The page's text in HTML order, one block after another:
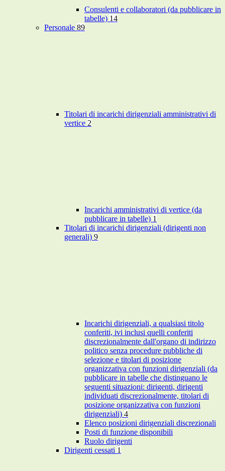
Consulenti e collaboratori (da pubblicare in
tabelle) 14
Personale 89
Titolari di incarichi dirigenziali amministrativi di
vertice 2
Incarichi amministrativi di vertice (da
pubblicare in tabelle) 1
Titolari di incarichi dirigenziali (dirigenti non
generali) 9
Incarichi dirigenziali, a qualsiasi titolo
conferiti, ivi inclusi quelli conferiti
discrezionalmente dall'organo di indirizzo
politico senza procedure pubbliche di
selezione e titolari di posizione
organizzativa con funzioni dirigenziali (da
pubblicare in tabelle che distinguano le
seguenti situazioni: dirigenti, dirigenti
individuati discrezionalmente, titolari di
posizione organizzativa con funzioni
dirigenziali) 4
Elenco posizioni dirigenziali discrezionali
Posti di funzione disponibili
Ruolo dirigenti
Dirigenti cessati 1